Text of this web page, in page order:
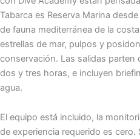
Tabarca es Reserva Marina
de fauna mediterránea de la
estrellas de mar, pulpos y
conservación. Las salidas parten
dos y tres horas, e incluyen
agua.
El equipo está incluido, la
de experiencia requerido es cero.